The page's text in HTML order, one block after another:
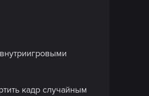
кадр случайным